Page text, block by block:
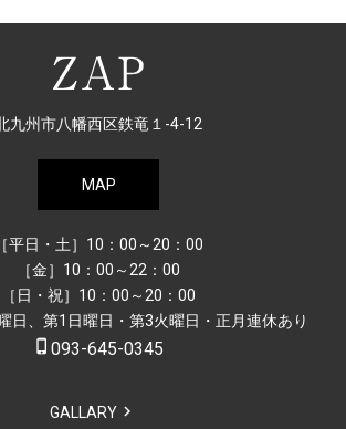
九州市八幡西区鉄竜１-4-12
MAP
［平日・土］10：00～20：00
［金］10：00～22：00
［日・祝］10：00～20：00
日、第1日曜日・第3火曜日・正月連休あり
phone_iphone 093-645-0345
GALLARY